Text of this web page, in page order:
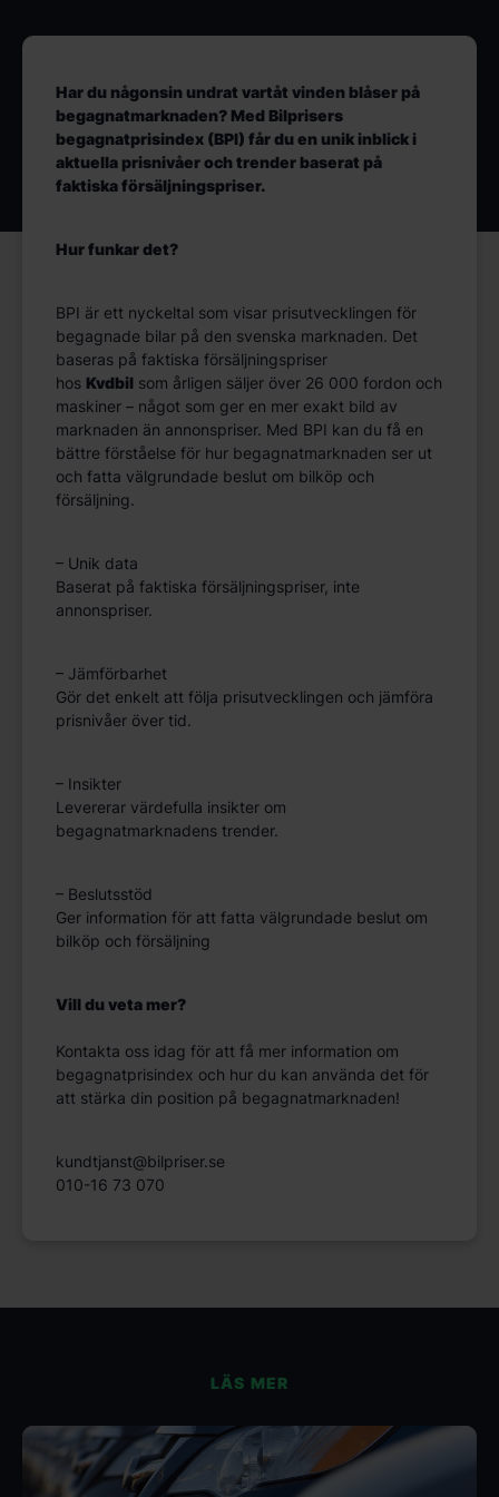
Har du någonsin undrat vartåt vinden blåser på
begagnatmarknaden? Med Bilprisers
begagnatprisindex (BPI) får du en unik inblick i
aktuella prisnivåer och trender baserat på
faktiska försäljningspriser.
Hur funkar det?
BPI är ett nyckeltal som visar prisutvecklingen för
begagnade bilar på den svenska marknaden. Det
baseras på faktiska försäljningspriser
hos Kvdbil som årligen säljer över 26 000 fordon och
maskiner – något som ger en mer exakt bild av
marknaden än annonspriser. Med BPI kan du få en
bättre förståelse för hur begagnatmarknaden ser ut
och fatta välgrundade beslut om bilköp och
försäljning.
– Unik data
Baserat på faktiska försäljningspriser, inte
annonspriser.
– Jämförbarhet
Gör det enkelt att följa prisutvecklingen och jämföra
prisnivåer över tid.
– Insikter
Levererar värdefulla insikter om
begagnatmarknadens trender.
– Beslutsstöd
Ger information för att fatta välgrundade beslut om
bilköp och försäljning
Vill du veta mer?
Kontakta oss idag för att få mer information om
begagnatprisindex och hur du kan använda det för
att stärka din position på begagnatmarknaden!
kundtjanst@bilpriser.se
010-16 73 070
LÄS MER